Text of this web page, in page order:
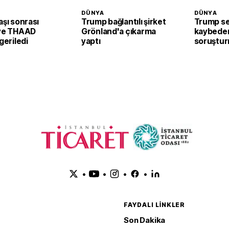
sonrası
THAAD
DÜNYA
Trump bağlantılı şirket
Grönland'a çıkarma
yaptı
DÜNYA
Trump
• • • •
FAYDALI LINKLER
Son Dakika